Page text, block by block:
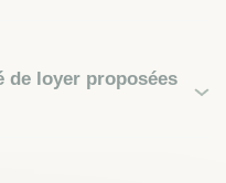
de loyer proposées